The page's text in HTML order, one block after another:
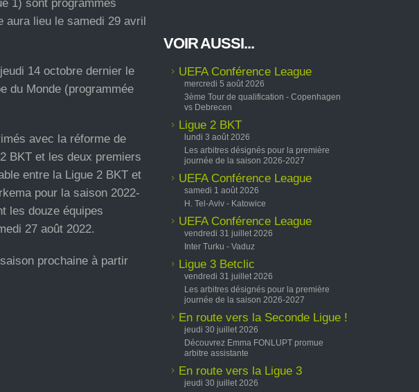
1) sont programmés
aura lieu le samedi 29 avril
14 octobre dernier le
du Monde (programmée
avec la réforme de
BKT et les deux premiers
entre la Ligue 2 BKT et
pour la saison 2022-
les douze équipes
27 août 2022.
prochaine à partir
VOIR AUSSI...
UEFA Conférence League
mercredi 5 août 2026
3ème Tour de qualification - Copenhagen
vs Debrecen
Ligue 2 BKT
lundi 3 août 2026
Les arbitres désignés pour la première
journée de la saison 2026-2027
UEFA Conférence League
samedi 1 août 2026
H. Tel-Aviv - Katowice
UEFA Conférence League
vendredi 31 juillet 2026
Inter Turku - Vaduz
Ligue 3 Betclic
vendredi 31 juillet 2026
Les arbitres désignés pour la première
journée de la saison 2026-2027
En route vers la Seconde Ligue !
jeudi 30 juillet 2026
Découvrez Emma FONLUPT promue
arbitre assistante
En route vers la Ligue 3
jeudi 30 juillet 2026